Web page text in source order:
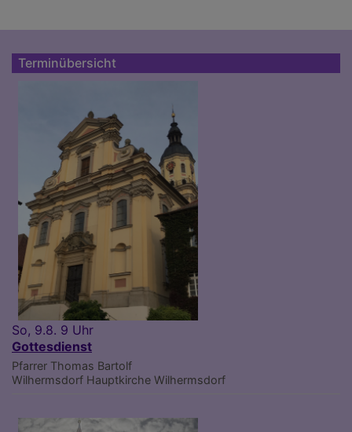
Terminübersicht
So, 9.8. 9 Uhr
Gottesdienst
Pfarrer Thomas Bartolf
Wilhermsdorf Hauptkirche Wilhermsdorf